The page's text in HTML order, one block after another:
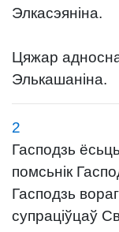
Элкасэяніна.
Цяжар
Элькашаніна.
2
Гасподзь
помсьнік
Гасподзь
супраціўцаў